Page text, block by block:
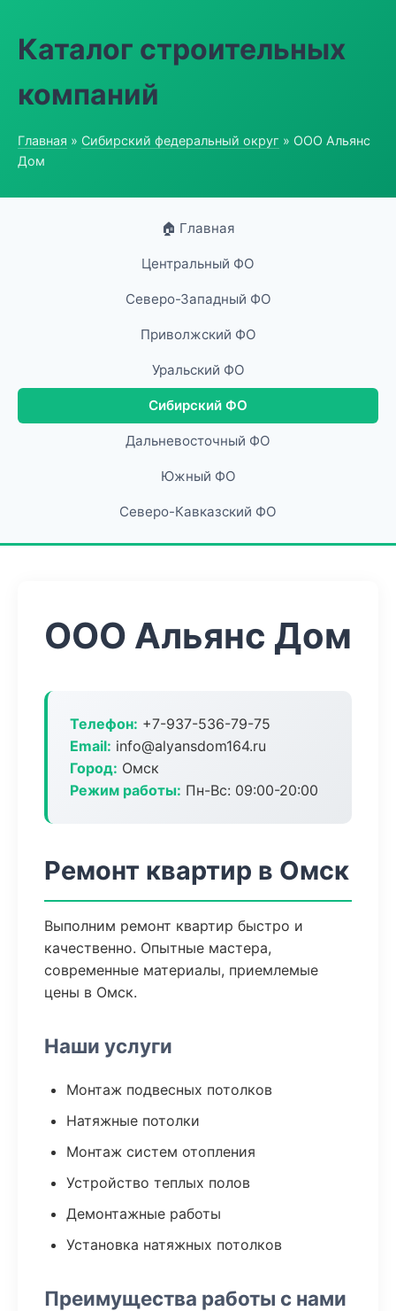
Каталог строительных
компаний
Главная » Сибирский федеральный округ » ООО Альянс
Дом
🏠 Главная
Центральный ФО
Северо-Западный ФО
Приволжский ФО
Уральский ФО
Сибирский ФО
Дальневосточный ФО
Южный ФО
Северо-Кавказский ФО
ООО Альянс Дом
Телефон: +7-937-536-79-75
Email: info@alyansdom164.ru
Город: Омск
Режим работы: Пн-Вс: 09:00-20:00
Ремонт квартир в Омск
Выполним ремонт квартир быстро и
качественно. Опытные мастера,
современные материалы, приемлемые
цены в Омск.
Наши услуги
Монтаж подвесных потолков
Натяжные потолки
Монтаж систем отопления
Устройство теплых полов
Демонтажные работы
Установка натяжных потолков
Преимущества работы с нами